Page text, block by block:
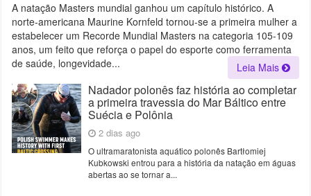
A natação Masters mundial ganhou um capítulo histórico. A
norte-americana Maurine Kornfeld tornou-se a primeira mulher a
estabelecer um Recorde Mundial Masters na categoria 105-109
anos, um feito que reforça o papel do esporte como ferramenta
de saúde, longevidade...
Leia Mais
Nadador polonês faz história ao completar
a primeira travessia do Mar Báltico entre
Suécia e Polônia
2 dias ago
O ultramaratonista aquático polonês Bartłomiej
Kubkowski entrou para a história da natação em águas
abertas ao se tornar a...